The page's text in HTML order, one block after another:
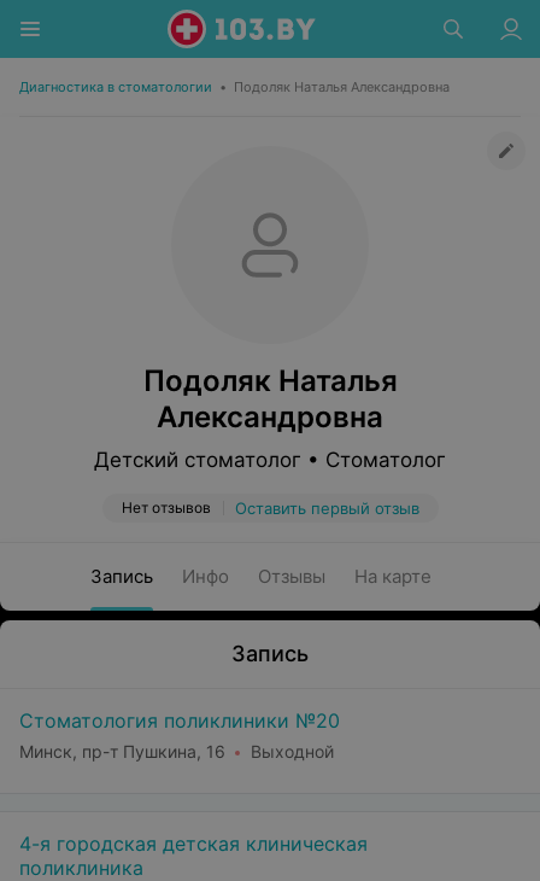
Диагностика в стоматологии • Подоляк Наталья Александровна
Подоляк Наталья
Александровна
Детский стоматолог • Стоматолог
Нет отзывов Оставить первый отзыв
Запись Инфо Отзывы На карте
Запись
Стоматология поликлиники №20
Минск, пр-т Пушкина, 16 Выходной
4-я городская детская клиническая
поликлиника